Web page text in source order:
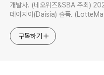
개발사. (네오위즈&SBA 주최)
데이지아(Daisia) 출품.
https://wonilmax.tistory.com/5
구독하기